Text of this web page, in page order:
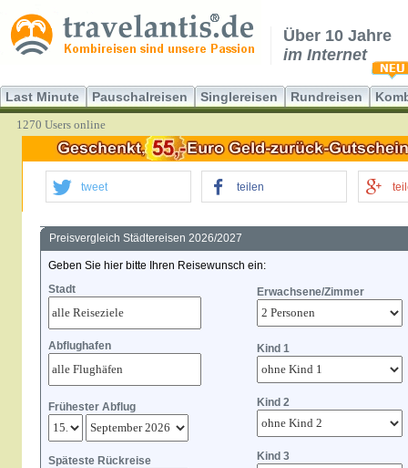
Über 10 Jahre
im Internet
Last Minute Pauschalreisen Singlereisen Rundreisen
1270 Users online
tweet teilen
Preisvergleich Städtereisen 2026/2027
Geben Sie hier bitte Ihren Reisewunsch ein:
Stadt
Erwachsene/Zimmer
Abflughafen Kind 1
Frühester Abflug Kind 2
Späteste Rückreise Kind 3